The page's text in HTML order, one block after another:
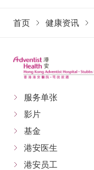
首页 健康资讯
服务单张
影片
基金
港安医生
港安员工